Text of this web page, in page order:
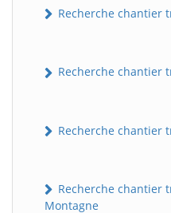
Recherche chantier
Recherche chantier
Recherche chantier
Recherche chantier
Montagne